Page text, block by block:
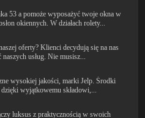
53 a pomoże wyposażyć twoje okna w
okiennych. W działach rolety...
oferty? Klienci decydują się na nas
usług. Nie musisz...
wysokiej jakości, marki Jelp. Środki
wyjątkowemu składowi,...
luksus z praktycznością w swoich